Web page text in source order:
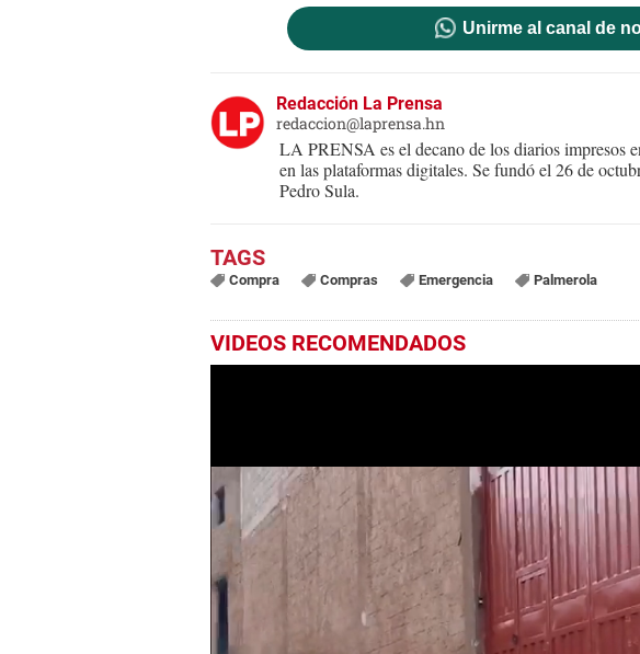
Unirme al canal de
Redacción La Prensa
redaccion@laprensa.hn
LA PRENSA es el decano de los diarios impresos
en las plataformas digitales. Se fundó el 26 de
Pedro Sula.
Compra Compras Emergencia Palmerola
VIDEOS RECOMENDADOS